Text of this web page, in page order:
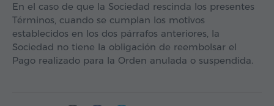
En el caso de que la Sociedad rescinda los presentes
Términos, cuando se cumplan los motivos
establecidos en los dos párrafos anteriores, la
Sociedad no tiene la obligación de reembolsar el
Pago realizado para la Orden anulada o suspendida.